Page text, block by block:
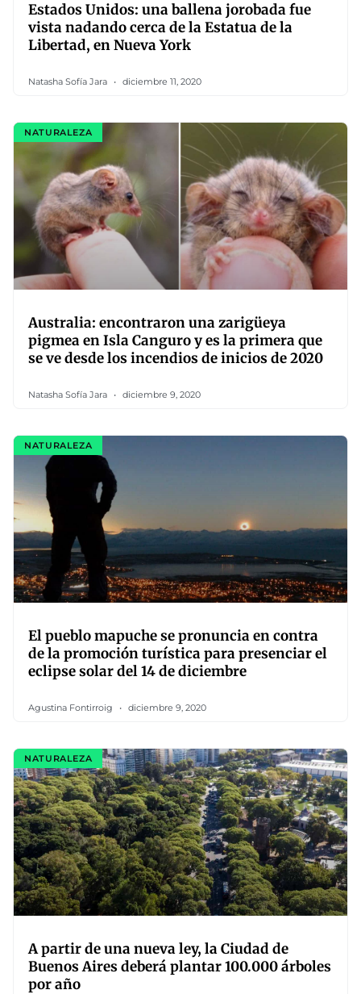
Estados Unidos: una ballena jorobada fue
vista nadando cerca de la Estatua de la
Libertad, en Nueva York
Natasha Sofía Jara diciembre 11, 2020
NATURALEZA
Australia: encontraron una zarigüeya
pigmea en Isla Canguro y es la primera que
se ve desde los incendios de inicios de 2020
Natasha Sofía Jara diciembre 9, 2020
NATURALEZA
El pueblo mapuche se pronuncia en contra
de la promoción turística para presenciar el
eclipse solar del 14 de diciembre
Agustina Fontirroig diciembre 9, 2020
NATURALEZA
A partir de una nueva ley, la Ciudad de
Buenos Aires deberá plantar 100.000 árboles
por año